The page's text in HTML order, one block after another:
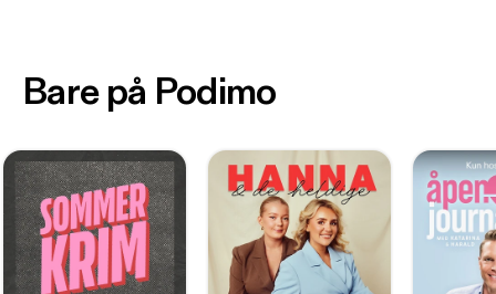
Bare på Podimo